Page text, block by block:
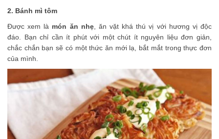
2. Bánh mì tôm
Được xem là món ăn nhẹ, ăn vặt khá thú vị với hương vị độc
đáo. Bạn chỉ cần ít phút với một chút ít nguyên liệu đơn giản,
chắc chắn bạn sẽ có một thức ăn mới lạ, bắt mắt trong thực đơn
của mình.